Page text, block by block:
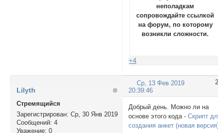
неполадкам
сопровождайте ссылкой
на форум, по которому
возникли сложности.
+4
2
Ср, 13 Фев 2019
20:39:46
Lilyth
Стремящийся
Зарегистрирован: Ср, 30 Янв 2019
Сообщений: 4
Уважение: 0
Добрый день. Можно ли на
основе этого кода -Скрипт
создания анкет (новая